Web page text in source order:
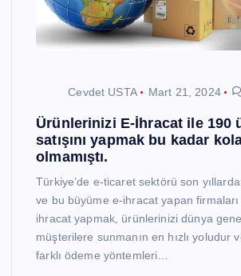
Cevdet USTA Mart 21, 2024
Ürünlerinizi E-İhracat ile 190
satışını yapmak bu kadar
olmamıştı.
Türkiye’de e-ticaret sektörü son
ve bu büyüme e-ihracat yapan
ihracat yapmak, ürünlerinizi dünya
müşterilere sunmanın en hızlı yoludur
farklı ödeme yöntemleri…